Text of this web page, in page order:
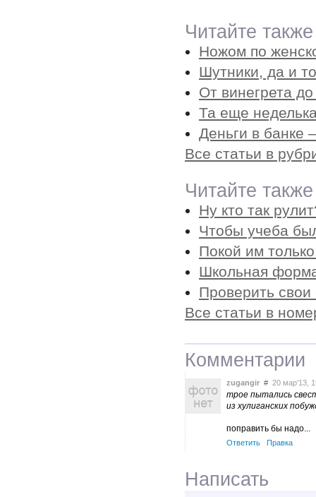
Читайте
Ножом по
Шутники, да и
От винегрета
Та еще
Деньги в банке
Все статьи в
Читайте
Ну кто так
Чтобы учеба
Покой им
Школьная
Проверить
Все статьи в
Комментарии
zugangir # 20 мар’13,
трое пытались
из хулиганских
поправить бы надо...
Ответить Правка
Написать